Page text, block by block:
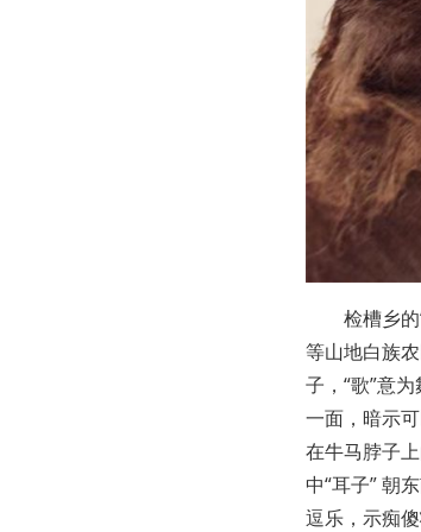
检槽乡
等山地白族
子，“歌”意
一面，暗示
在牛马脖子
中“耳子” 朝
逗乐，示痴